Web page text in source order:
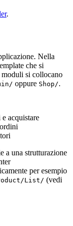
.
Nella
che si
si collocano
oppure Shop/.
acquistare
a una strutturazione
per esempio
List/ (vedi